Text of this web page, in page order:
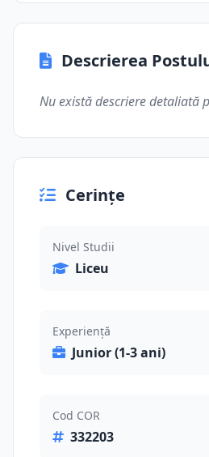
Descrierea
Nu există descriere detaliată
Cerințe
Nivel Studii
Liceu
Experiență
Junior (1-3 ani)
Cod COR
332203